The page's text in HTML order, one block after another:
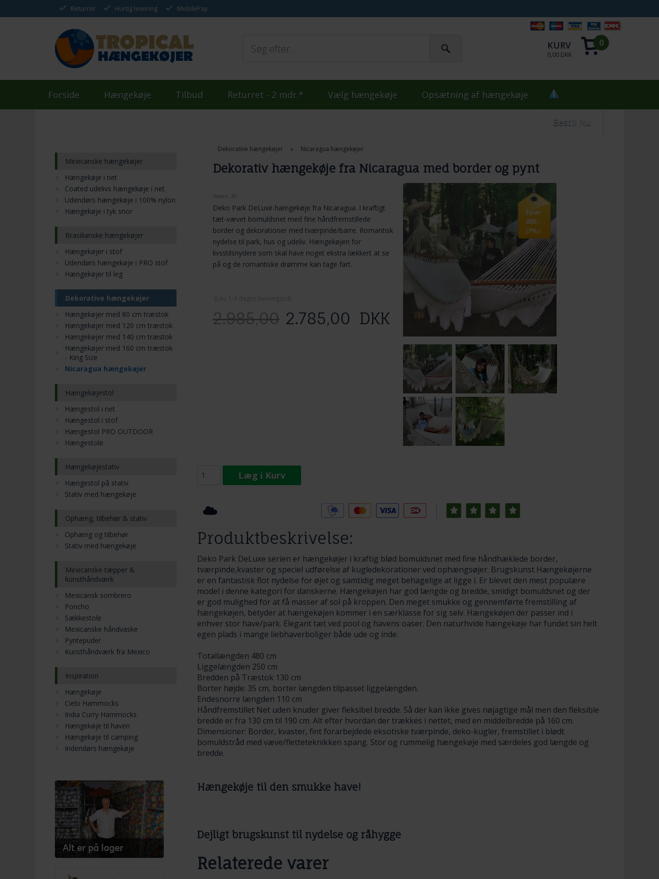
Returret Hurtig levering MobilePay
KURV
0,00 DKK
0
Forside Hængekøje Tilbud Returret - 2 mdr.* Vælg hængekøje Opsætning af hængekøje
Bestil Nu
Dekorative hængekøjer » Nicaragua hængekøjer
Dekorativ hængekøje fra Nicaragua med border og pynt
Spar
200,-
(7%)
Varenr. 30
Deko Park DeLuxe hængekøje fra Nicaragua. I kraftigt
tæt-vævet bomuldsnet med fine håndfremstillede
border og dekorationer med tværpinde/barre. Romantisk
nydelse til park, hus og udeliv. Hængekøjen for
livsstilsnydere som skal have noget ekstra lækkert at se
på og de romantiske drømme kan tage fart.
2.985,00 2.785,00 DKK
Læg i Kurv
Produktbeskrivelse:
Deko Park DeLuxe serien er hængekøjer i kraftig blød bomuldsnet med fine håndhæklede border,
tværpinde,kvaster og speciel udførelse af kugledekorationer ved ophængsøjer. Brugskunst Hængekøjerne
er en fantastisk flot nydelse for øjet og samtidig meget behagelige at ligge i. Er blevet den mest populære
model i denne kategori for danskerne. Hængekøjen har god længde og bredde, smidigt bomuldsnet og der
er god mulighed for at få masser af sol på kroppen. Den meget smukke og gennemførte fremstilling af
hængekøjen, betyder at hængekøjen kommer i en særklasse for sig selv. Hængekøjen der passer ind i
enhver stor have/park. Elegant tæt ved pool og havens oaser. Den naturhvide hængekøje har fundet sin helt
egen plads i mange liebhaverboliger både ude og inde.
Totallængden 480 cm
Liggelængden 250 cm
Bredden på Træstok 130 cm
Borter højde: 35 cm, borter længden tilpasset liggelængden.
Endesnorre længden 110 cm
Håndfremstillet Net uden knuder giver fleksibel bredde. Så der kan ikke gives nøjagtige mål men den fleksible
bredde er fra 130 cm til 190 cm. Alt efter hvordan der trækkes i nettet, med en middelbredde på 160 cm.
Dimensioner: Border, kvaster, fint forarbejdede eksotiske tværpinde, deko-kugler, fremstillet i blødt
bomuldstråd med væve/fletteteknikken spang. Stor og rummelig hængekøje med særdeles god længde og
bredde.
Hængekøje til den smukke have!
Dejligt brugskunst til nydelse og råhygge
Relaterede varer
Mexicanske hængekøjer
Hængekøje i net
Coated udelivs hængekøje i net
Udendørs hængekøje i 100% nylon
Hængekøje i tyk snor
Brasilianske hængekøjer
Hængekøjer i stof
Udendørs hængekøje i PRO stof
Hængekøjer til leg
Dekorative hængekøjer
Hængekøjer med 80 cm træstok
Hængekøjer med 120 cm træstok
Hængekøjer med 140 cm træstok
Hængekøjer med 160 cm træstok
- King Size
Nicaragua hængekøjer
Hængekøjestol
Hængestol i net
Hængestol i stof
Hængestol PRO OUTDOOR
Hængestole
Hængekøjestativ
Hængestol på stativ
Stativ med hængekøje
Ophæng, tilbehør & stativ
Ophæng og tilbehør
Stativ med hængekøje
Mexicanske tæpper &
kunsthåndværk
Mexicansk sombrero
Poncho
Sækkestole
Mexicanske håndvaske
Pyntepuder
Kunsthåndværk fra Mexico
Inspiration
Hængekøje
Cielo Hammocks
India Curry Hammocks
Hængekøje til haven
Hængekøje til camping
Indendørs hængekøje